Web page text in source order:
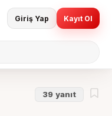
Giriş Yap Kayıt Ol
39 yanıt